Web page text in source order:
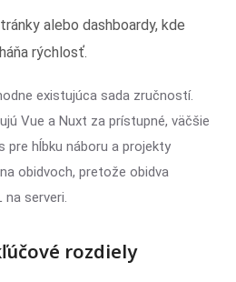
alebo dashboardy, kde
rýchlosť.
existujúca sada zručností.
Vue a Nuxt za prístupné, väčšie
pre hĺbku náboru a projekty
obidvoch, pretože obidva
na serveri.
rozdiely